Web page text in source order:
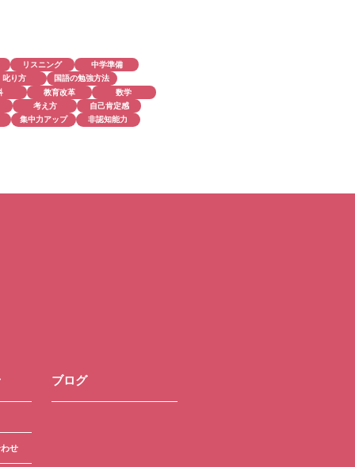
リスニング
中学準備
叱り方
国語の勉強方法
教育改革
数学
考え方
自己肯定感
集中力アップ
非認知能力
せ
ブログ